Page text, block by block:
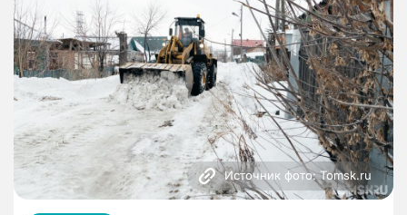
Источник фото: Tomsk.ru